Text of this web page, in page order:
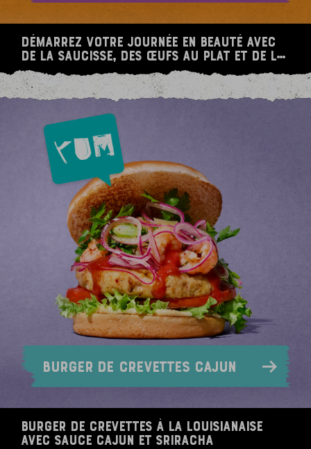
Démarrez votre journée en beauté avec
de la saucisse, des œufs au plat et de la
relish aux tomates.
BURGER DE CREVETTES CAJUN
BURGER DE CREVETTES À LA LOUISIANAISE
AVEC SAUCE CAJUN ET SRIRACHA